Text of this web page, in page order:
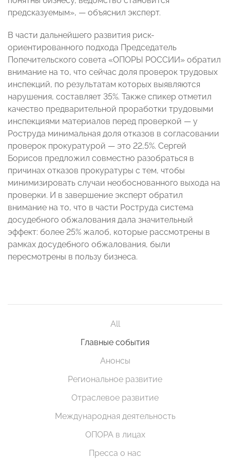
предсказуемым», — объяснил эксперт.
В части дальнейшего развития риск-
ориентированного подхода Председатель
Попечительского совета «ОПОРЫ РОССИИ» обратил
внимание на то, что сейчас доля проверок трудовых
инспекций, по результатам которых выявляются
нарушения, составляет 35%. Также спикер отметил
качество предварительной проработки трудовыми
инспекциями материалов перед проверкой — у
Роструда минимальная доля отказов в согласовании
проверок прокуратурой — это 22,5%. Сергей
Борисов предложил совместно разобраться в
причинах отказов прокуратуры с тем, чтобы
минимизировать случаи необоснованного выхода на
проверки. И в завершение эксперт обратил
внимание на то, что в части Роструда система
досудебного обжалования дала значительный
эффект: более 25% жалоб, которые рассмотрены в
рамках досудебного обжалования, были
пересмотрены в пользу бизнеса.
All
Главные события
Анонсы
Региональное развитие
Отраслевое развитие
Международная деятельность
ОПОРА в лицах
Пресса о нас